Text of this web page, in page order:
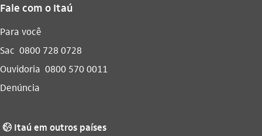
Fale com o Itaú
Para você
Sac 0800 728 0728
Ouvidoria 0800 570 0011
Denúncia
globo_outline Itaú em outros países